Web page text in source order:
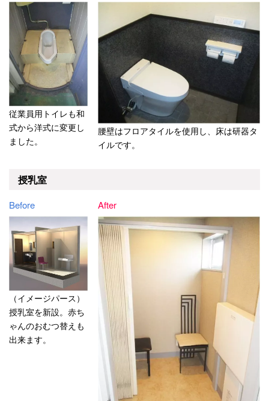
従業員用トイレも和
式から洋式に変更し
ました。
腰壁はフロアタイルを使用し、床は研器タ
イルです。
授乳室
Before
（イメージパース）
授乳室を新設。赤ち
ゃんのおむつ替えも
出来ます。
After